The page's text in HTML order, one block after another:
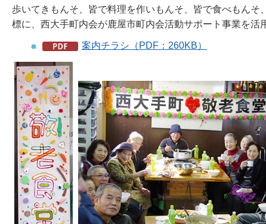
歩いてきもんそ、皆で料理を作いもんそ、皆で食べもん
標に、西大手町内会が鹿屋市町内会活動サポート事業を活
案内チラシ（PDF：260KB）